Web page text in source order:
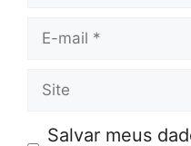
E-
Site
Salvar meus